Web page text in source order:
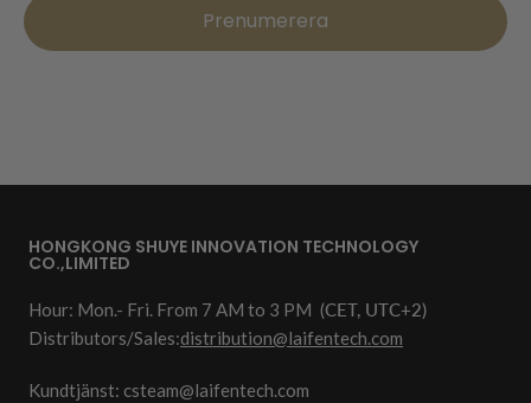
Prenumerera
HONGKONG SHUYE INNOVATION TECHNOLOGY
CO.,LIMITED
Hour: Mon.- Fri. From 7 AM to 3 PM (CET, UTC+2)
Distributors/Sales:distribution@laifentech.com
Kundtjänst: csteam@laifentech.com